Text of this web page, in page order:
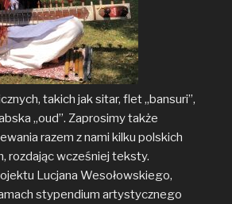
takich jak sitar, flet „bansuri”,
„oud”. Zaprosimy także
razem z nami kilku polskich
rozdając wcześniej teksty.
Lucjana Wesołowskiego,
stypendium artystycznego